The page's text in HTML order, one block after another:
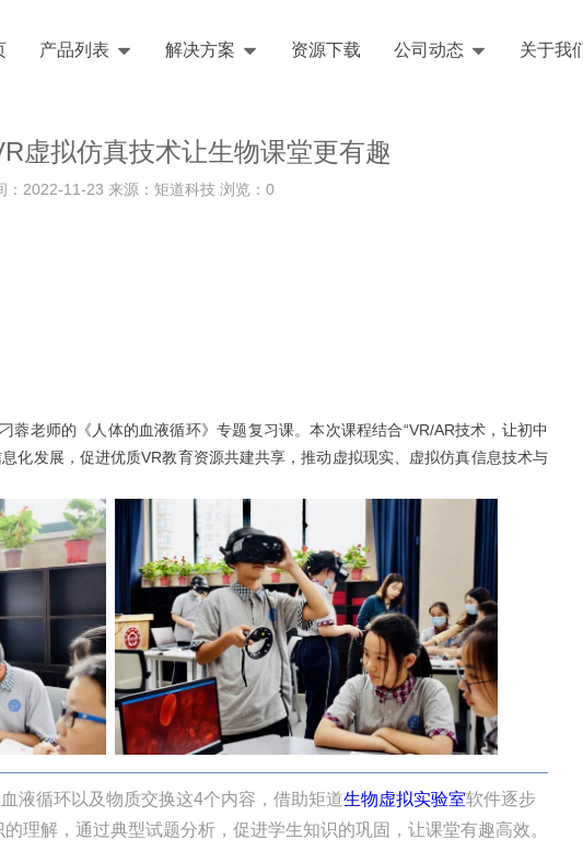
产品列表 解决方案 资源下载 公司动态 关于我
虚拟仿真技术让生物课堂更有趣
：2022-11-23 来源：矩道科技 浏览： 0
蓉老师的《人体的血液循环》专题复习课。本次课程结合“VR/AR技术，让初中
化发展，促进优质VR教育资源共建共享，推动虚拟现实、虚拟仿真信息技术与
循环以及物质交换这4个内容，借助矩道生物虚拟实验室软件逐步
理解，通过典型试题分析，促进学生知识的巩固，让课堂有趣高效。